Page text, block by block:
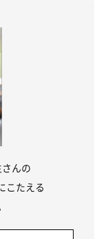
ともに過ごした幸
い程度に猫のニオ
香りもまるでスイ
ろう…』（監修：哺
ねこの博物館」館
んの
こたえる